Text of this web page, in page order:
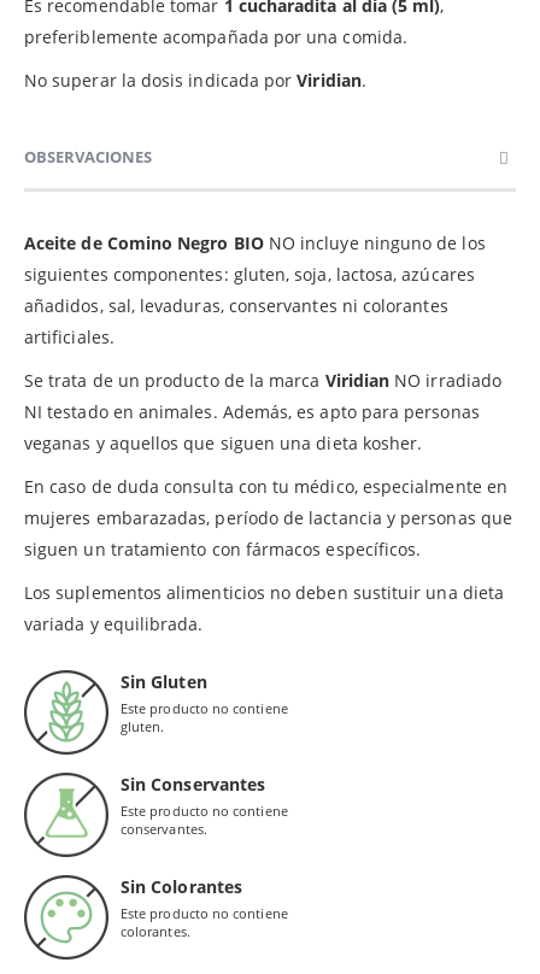
Es recomendable tomar 1 cucharadita al día (5 ml),
preferiblemente acompañada por una comida.
No superar la dosis indicada porViridian.
OBSERVACIONES
Aceite de Comino Negro BIO NO incluye ninguno de los
siguientes componentes: gluten, soja, lactosa, azúcares
añadidos, sal, levaduras, conservantes ni colorantes
artificiales.
Se trata de un producto de la marca Viridian NO irradiado
NI testado en animales. Además, es apto para personas
veganas y aquellos que siguen una dieta kosher.
En caso de duda consulta con tu médico, especialmente en
mujeres embarazadas, período de lactancia y personas que
siguen un tratamiento con fármacos específicos.
Los suplementos alimenticios no deben sustituir una dieta
variada y equilibrada.
Sin Gluten
Este producto no contiene
gluten.
Sin Conservantes
Este producto no contiene
conservantes.
Sin Colorantes
Este producto no contiene
colorantes.